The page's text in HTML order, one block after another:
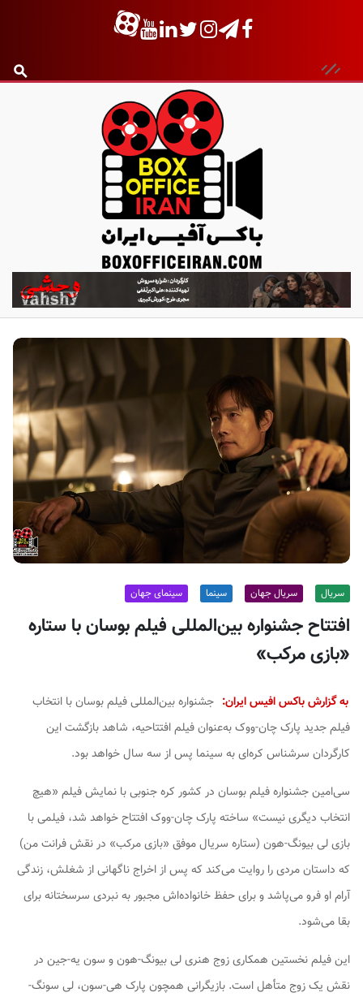
ب
ا
ک
س
ی
س
ا
ی
ر
ا
ن
سریال سریال جهان سینما سینمای جهان
افتتاح جشنواره بین‌المللی فیلم بوسان با ستاره
«بازی مرکب»
به گزارش باکس افیس ایران: جشنواره بین‌المللی فیلم بوسان با انتخاب
فیلم جدید پارک چان-ووک به‌عنوان فیلم افتتاحیه، شاهد بازگشت این
کارگردان سرشناس کره‌ای به سینما پس از سه سال خواهد بود.
سی‌امین جشنواره فیلم بوسان در کشور کره جنوبی با نمایش فیلم «هیچ
انتخاب دیگری نیست» ساخته پارک چان-ووک افتتاح خواهد شد، فیلمی با
بازی لی بیونگ-هون (ستاره سریال موفق «بازی مرکب» در نقش فرانت من)
که داستان مردی را روایت می‌کند که پس از اخراج ناگهانی از شغلش، زندگی
آرام او فرو می‌پاشد و برای حفظ خانواده‌اش مجبور به نبردی سرسختانه برای
بقا می‌شود.
این فیلم نخستین همکاری زوج هنری لی بیونگ-هون و سون یه-جین در
نقش یک زوج متأهل است. بازیگرانی همچون پارک هی-سون، لی سونگ-